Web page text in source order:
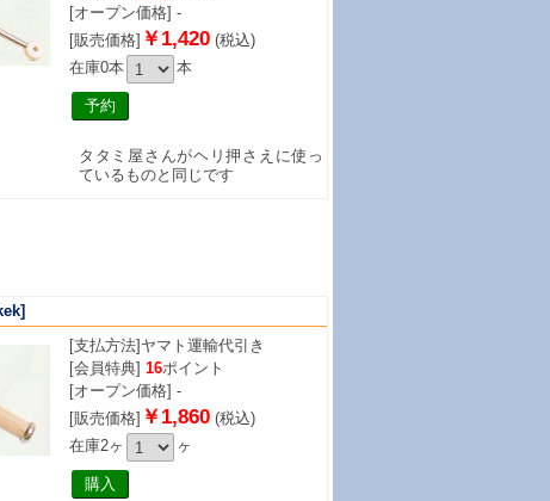
[オープン価格] -
[販売価格] ￥1,420(税込)
在庫0本
本
タタミ屋さんがヘリ押さえに使っ
ているものと同じです
[支払方法] ヤマト運輸代引き
[会員特典] 16ポイント
[オープン価格] -
[販売価格] ￥1,860(税込)
在庫2ヶ
ヶ